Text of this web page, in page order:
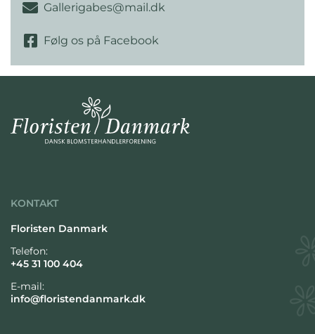
Gallerigabes@mail.dk
Følg os på Facebook
KONTAKT
Floristen Danmark
Telefon:
+45 31 100 404
E-mail:
info@floristendanmark.dk